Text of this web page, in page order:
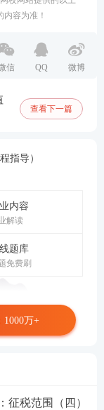
容为准！
信 QQ 微博
查看下一篇
指导）
内容
解读
题库
免费刷
1000万+
征税范围（四）